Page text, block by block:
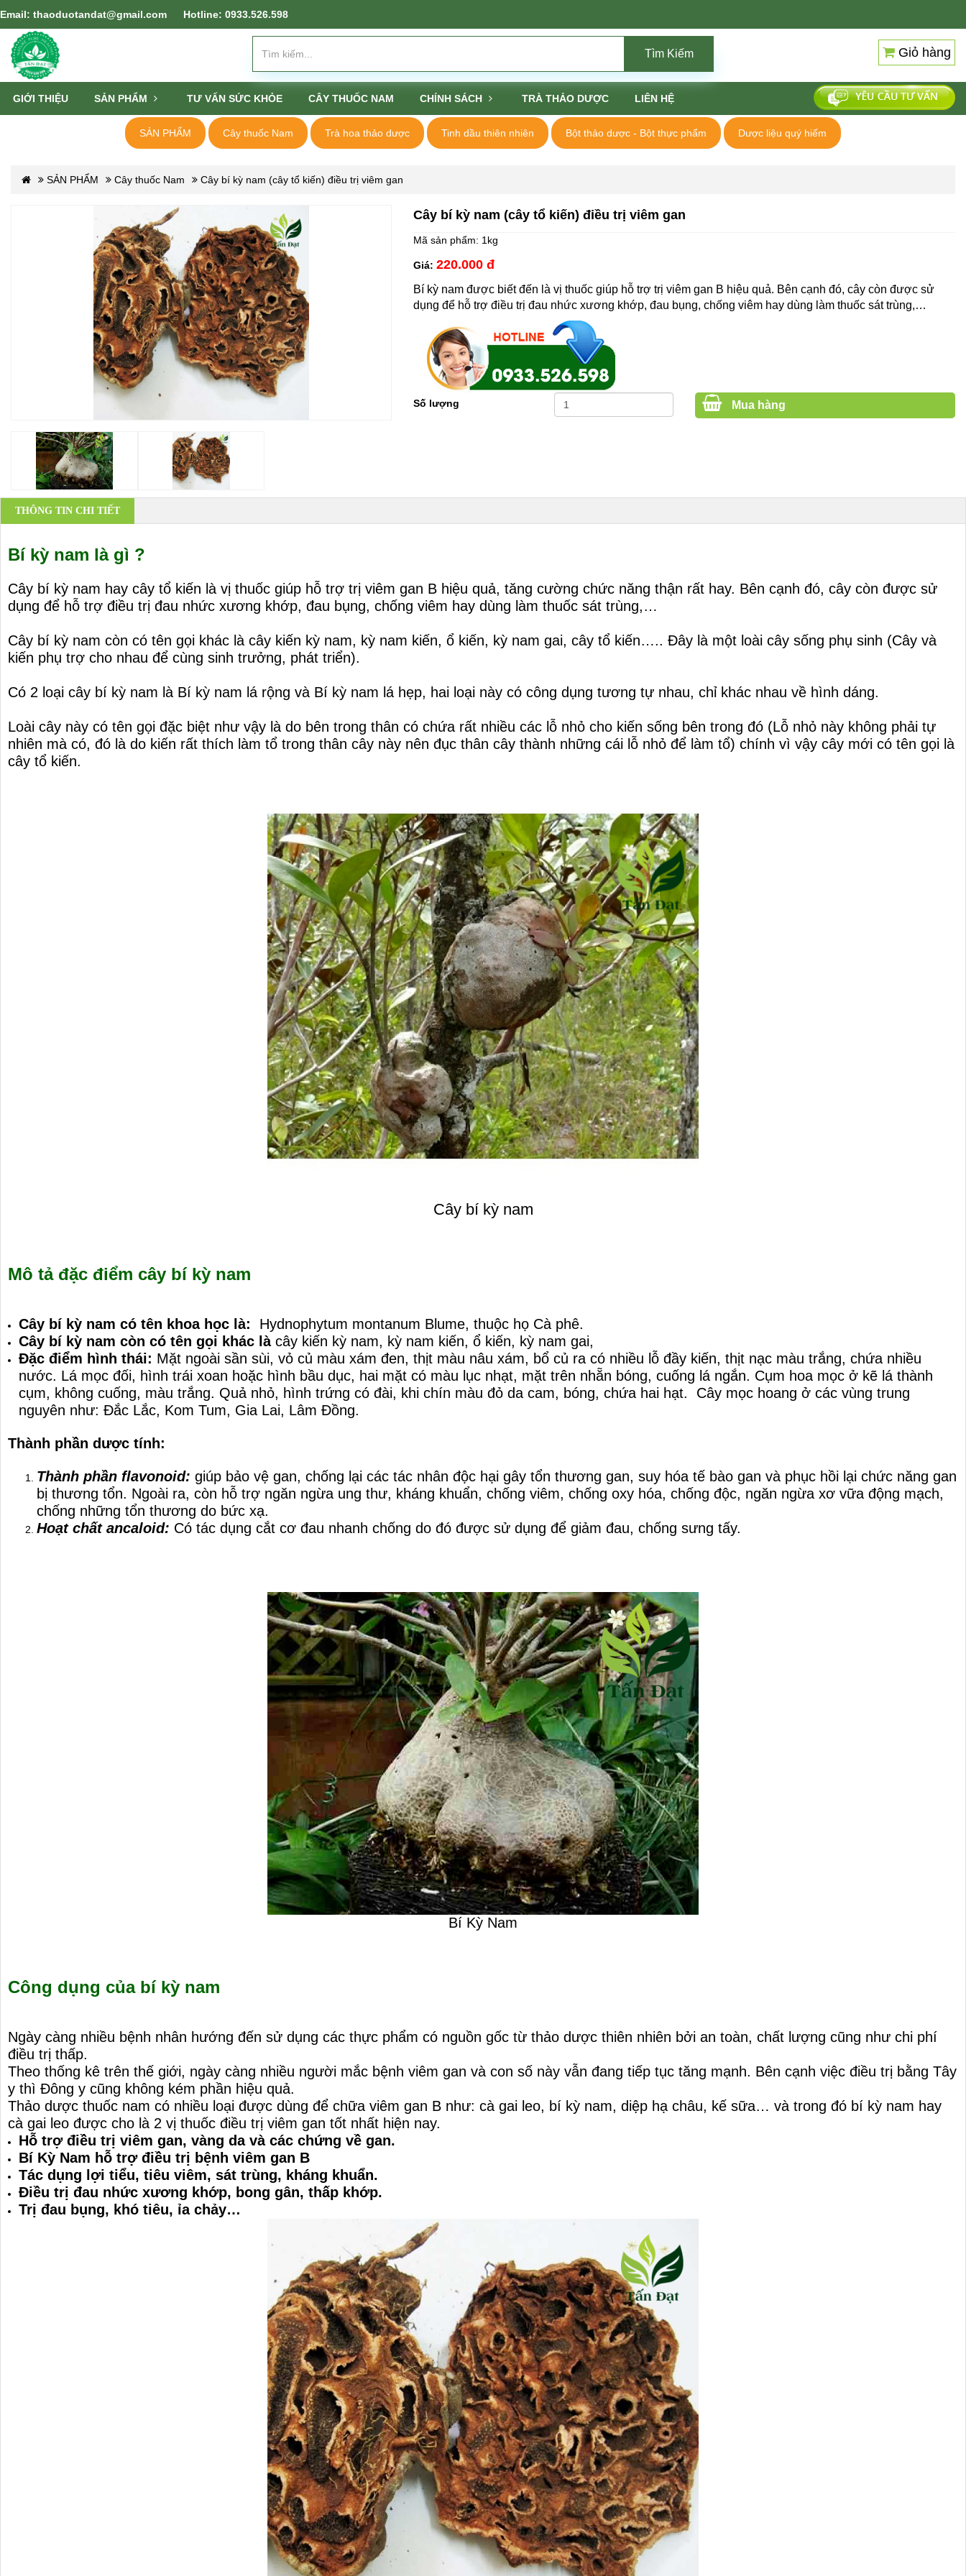
Email: thaoduotandat@gmail.com Hotline: 0933.526.598
Tìm Kiếm Giỏ hàng
GIỚI THIỆU SẢN PHẨM TƯ VẤN SỨC KHỎE CÂY THUỐC NAM CHÍNH SÁCH TRÀ THẢO DƯỢC LIÊN HỆ
SẢN PHẨM Cây thuốc Nam Trà hoa thảo dược Tinh dầu thiên nhiên Bột thảo dược - Bột thực phẩm Dược liệu quý hiếm
SẢN PHẨM Cây thuốc Nam Cây bí kỳ nam (cây tổ kiến) điều trị viêm gan
Cây bí kỳ nam (cây tổ kiến) điều trị viêm gan
Mã sản phẩm: 1kg
Giá: 220.000 đ
​Bí kỳ nam được biết đến là vị thuốc giúp hỗ trợ trị viêm gan B hiệu quả. Bên cạnh đó, cây còn được sử
dụng để hỗ trợ điều trị đau nhức xương khớp, đau bụng, chống viêm hay dùng làm thuốc sát trùng,…
Số lượng Mua hàng
THÔNG TIN CHI TIẾT
Bí kỳ nam là gì ?
Cây bí kỳ nam hay cây tổ kiến là vị thuốc giúp hỗ trợ trị viêm gan B hiệu quả, tăng cường chức năng thận rất hay. Bên cạnh đó, cây còn được sử
dụng để hỗ trợ điều trị đau nhức xương khớp, đau bụng, chống viêm hay dùng làm thuốc sát trùng,…
Cây bí kỳ nam còn có tên gọi khác là cây kiến kỳ nam, kỳ nam kiến, ổ kiến, kỳ nam gai, cây tổ kiến….. Đây là một loài cây sống phụ sinh (Cây và
kiến phụ trợ cho nhau để cùng sinh trưởng, phát triển).
Có 2 loại cây bí kỳ nam là Bí kỳ nam lá rộng và Bí kỳ nam lá hẹp, hai loại này có công dụng tương tự nhau, chỉ khác nhau về hình dáng.
Loài cây này có tên gọi đặc biệt như vậy là do bên trong thân có chứa rất nhiều các lỗ nhỏ cho kiến sống bên trong đó (Lỗ nhỏ này không phải tự
nhiên mà có, đó là do kiến rất thích làm tổ trong thân cây này nên đục thân cây thành những cái lỗ nhỏ để làm tổ) chính vì vậy cây mới có tên gọi là
cây tổ kiến.
Cây bí kỳ nam
Mô tả đặc điểm cây bí kỳ nam
Cây bí kỳ nam có tên khoa học là: Hydnophytum montanum Blume, thuộc họ Cà phê.
Cây bí kỳ nam còn có tên gọi khác làcây kiến kỳ nam, kỳ nam kiến, ổ kiến, kỳ nam gai,
Đặc điểm hình thái: Mặt ngoài sần sùi, vỏ củ màu xám đen, thịt màu nâu xám, bổ củ ra có nhiều lỗ đầy kiến, thịt nạc màu trắng, chứa nhiều
nước. Lá mọc đối, hình trái xoan hoặc hình bầu dục, hai mặt có màu lục nhạt, mặt trên nhẵn bóng, cuống lá ngắn. Cụm hoa mọc ở kẽ lá thành
cụm, không cuống, màu trắng. Quả nhỏ, hình trứng có đài, khi chín màu đỏ da cam, bóng, chứa hai hạt. Cây mọc hoang ở các vùng trung
nguyên như: Đắc Lắc, Kom Tum, Gia Lai, Lâm Đồng.
Thành phần dược tính:
Thành phần flavonoid: giúp bảo vệ gan, chống lại các tác nhân độc hại gây tổn thương gan, suy hóa tế bào gan và phục hồi lại chức năng gan
bị thương tổn. Ngoài ra, còn hỗ trợ ngăn ngừa ung thư, kháng khuẩn, chống viêm, chống oxy hóa, chống độc, ngăn ngừa xơ vữa động mạch,
chống những tổn thương do bức xạ.
Hoạt chất ancaloid: Có tác dụng cắt cơ đau nhanh chống do đó được sử dụng để giảm đau, chống sưng tấy.
Bí Kỳ Nam
Công dụng của bí kỳ nam
Ngày càng nhiều bệnh nhân hướng đến sử dụng các thực phẩm có nguồn gốc từ thảo dược thiên nhiên bởi an toàn, chất lượng cũng như chi phí
điều trị thấp.
Theo thống kê trên thế giới, ngày càng nhiều người mắc bệnh viêm gan và con số này vẫn đang tiếp tục tăng mạnh. Bên cạnh việc điều trị bằng Tây
y thì Đông y cũng không kém phần hiệu quả.
Thảo dược thuốc nam có nhiều loại được dùng để chữa viêm gan B như: cà gai leo, bí kỳ nam, diệp hạ châu, kế sữa… và trong đó bí kỳ nam hay
cà gai leo được cho là 2 vị thuốc điều trị viêm gan tốt nhất hiện nay.
Hỗ trợ điều trị viêm gan, vàng da và các chứng về gan.
Bí Kỳ Nam hỗ trợ điều trị bệnh viêm gan B
Tác dụng lợi tiểu, tiêu viêm, sát trùng, kháng khuẩn.
Điều trị đau nhức xương khớp, bong gân, thấp khớp.
Trị đau bụng, khó tiêu, ỉa chảy…